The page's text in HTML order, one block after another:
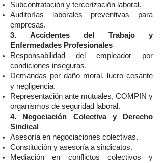
Subcontratación y tercerización laboral.
Auditorías laborales preventivas para
empresas.
3. Accidentes del Trabajo y
Enfermedades Profesionales
Responsabilidad del empleador por
condiciones inseguras.
Demandas por daño moral, lucro cesante
y negligencia.
Representación ante mutuales, COMPIN y
organismos de seguridad laboral.
4. Negociación Colectiva y Derecho
Sindical
Asesoría en negociaciones colectivas.
Constitución y asesoría a sindicatos.
Mediación en conflictos colectivos y